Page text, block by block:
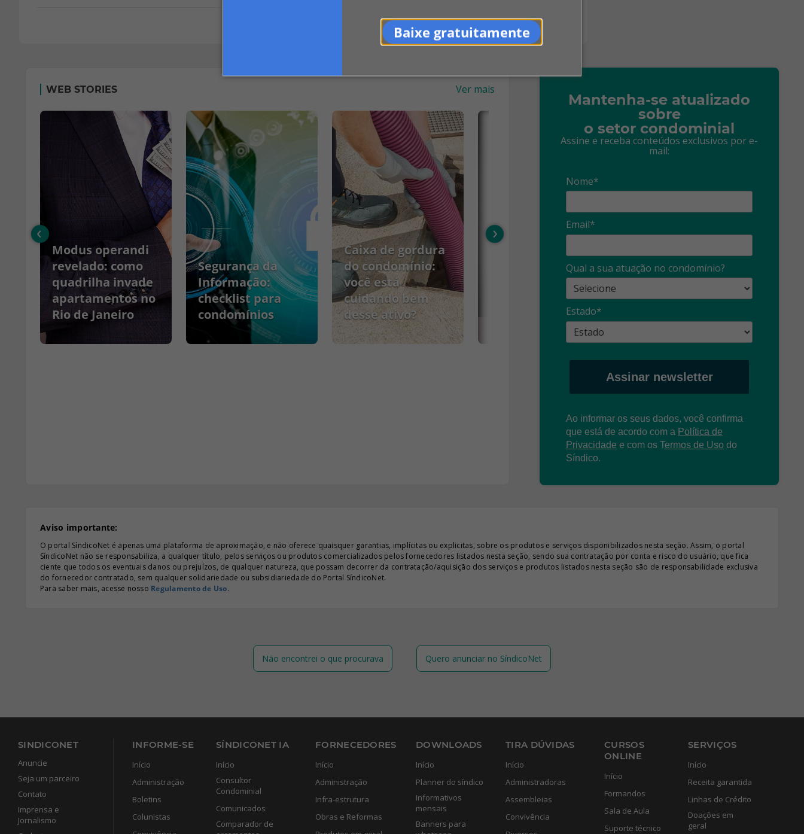
Baixe gratuitamente
WEB STORIES Ver mais
Modus operandi
revelado: como
quadrilha invade
apartamentos no
Rio de Janeiro
Segurança da
Informação:
checklist para
condomínios
Caixa de gordura
do condomínio:
você está
cuidando bem
desse ativo?
PCMSO: O que é?
profissional:
cuidado com as
propagandas
‹ ›
Mantenha-se atualizado
sobre
o setor condominial
Assine e receba conteúdos exclusivos por e-
mail:
Nome*
Email*
Qual a sua atuação no condomínio?
Estado*
Assinar newsletter
Ao informar os seus dados, você confirma
que está de acordo com a Política de
Privacidade e com os Termos de Uso do
Síndico.
Aviso importante:
O portal SíndicoNet é apenas uma plataforma de aproximação, e não oferece quaisquer garantias, implícitas ou explicitas, sobre os produtos e serviços disponibilizados nesta seção. Assim, o portal
SíndicoNet não se responsabiliza, a qualquer título, pelos serviços ou produtos comercializados pelos fornecedores listados nesta seção, sendo sua contratação por conta e risco do usuário, que fica
ciente que todos os eventuais danos ou prejuízos, de qualquer natureza, que possam decorrer da contratação/aquisição dos serviços e produtos listados nesta seção são de responsabilidade exclusiva
do fornecedor contratado, sem qualquer solidariedade ou subsidiariedade do Portal SíndicoNet.
Para saber mais, acesse nosso Regulamento de Uso.
Não encontrei o que procurava Quero anunciar no SíndicoNet
SINDICONET
Anuncie
Seja um parceiro
Contato
Imprensa e
Jornalismo
INFORME-SE
Início
Administração
Boletins
Colunistas
SÍNDICONET IA
Início
Consultor
Condominial
Comunicados
Comparador de
FORNECEDORES
Início
Administração
Infra-estrutura
Obras e Reformas
DOWNLOADS
Início
Planner do síndico
Informativos
mensais
Banners para
TIRA DÚVIDAS
Início
Administradoras
Assembleias
Convivência
CURSOS
ONLINE
Início
Formandos
Sala de Aula
Suporte técnico
SERVIÇOS
Início
Receita garantida
Linhas de Crédito
Doações em
geral